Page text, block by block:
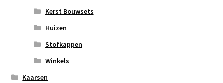
Kerst Bouwsets
Huizen
Stofkappen
Winkels
Kaarsen